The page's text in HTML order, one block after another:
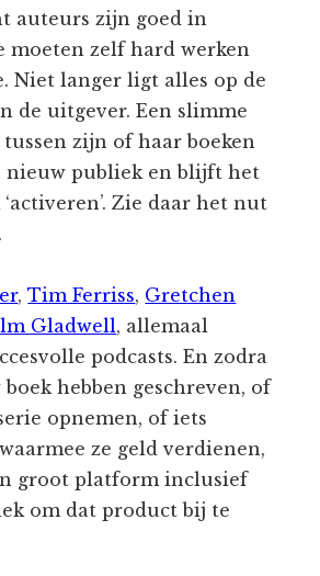
auteurs zijn goed in
moeten zelf hard werken
Niet langer ligt alles op de
de uitgever. Een slimme
zijn of haar boeken
nieuw publiek en blijft het
Zie daar het nut
,Tim Ferriss, Gretchen
Gladwell, allemaal
podcasts. En zodra
hebben geschreven, of
opnemen, of iets
ze geld verdienen,
groot platform inclusief
om dat product bij te